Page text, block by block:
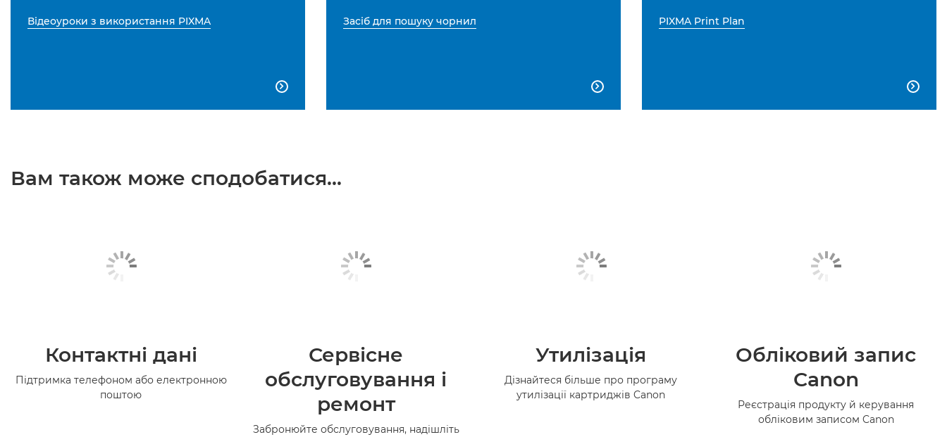
Відеоуроки з використання PIXMA

Засіб для пошуку чорнил

PIXMA Print Plan

Вам також може сподобатися...
Контактні дані
Підтримка телефоном або електронною
поштою
Сервісне
обслуговування і
ремонт
Забронюйте обслуговування, надішліть
Утилізація
Дізнайтеся більше про програму
утилізації картриджів Canon
Обліковий запис
Canon
Реєстрація продукту й керування
обліковим записом Canon